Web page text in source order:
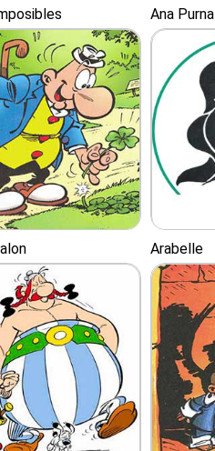
Ana Purna
Arabelle